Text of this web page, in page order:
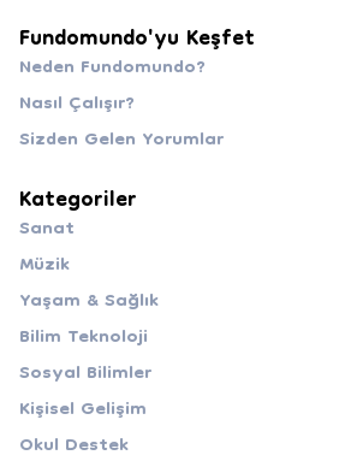
Fundomundo'yu Keşfet
Neden Fundomundo?
Nasıl Çalışır?
Sizden Gelen Yorumlar
Kategoriler
Sanat
Müzik
Yaşam & Sağlık
Bilim Teknoloji
Sosyal Bilimler
Kişisel Gelişim
Okul Destek